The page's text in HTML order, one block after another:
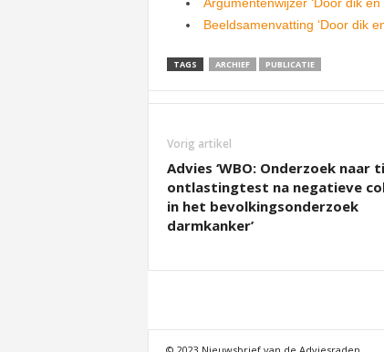
Beeldsamenvatting ‘Door dik
TAGS ARCHIEF PUBLICATIE
Vorig artikel
Advies ‘WBO: Onderzoek naar
ontlastingtest na negatieve
in het bevolkingsonderzoek
darmkanker’